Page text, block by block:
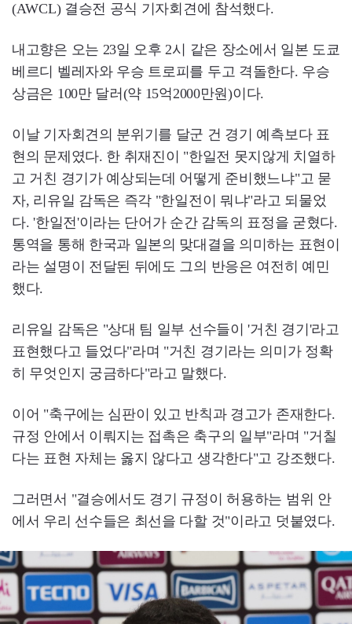
(AWCL) 결승전 공식 기자회견에 참석했다.
내고향은 오는 23일 오후 2시 같은 장소에서 일본 도쿄
베르디 벨레자와 우승 트로피를 두고 격돌한다. 우승
상금은 100만 달러(약 15억2000만원)이다.
이날 기자회견의 분위기를 달군 건 경기 예측보다 표
현의 문제였다. 한 취재진이 "한일전 못지않게 치열하
고 거친 경기가 예상되는데 어떻게 준비했느냐"고 묻
자, 리유일 감독은 즉각 "한일전이 뭐냐"라고 되물었
다. '한일전'이라는 단어가 순간 감독의 표정을 굳혔다.
통역을 통해 한국과 일본의 맞대결을 의미하는 표현이
라는 설명이 전달된 뒤에도 그의 반응은 여전히 예민
했다.
리유일 감독은 "상대 팀 일부 선수들이 '거친 경기'라고
표현했다고 들었다"라며 "거친 경기라는 의미가 정확
히 무엇인지 궁금하다"라고 말했다.
이어 "축구에는 심판이 있고 반칙과 경고가 존재한다.
규정 안에서 이뤄지는 접촉은 축구의 일부"라며 "거칠
다는 표현 자체는 옳지 않다고 생각한다"고 강조했다.
그러면서 "결승에서도 경기 규정이 허용하는 범위 안
에서 우리 선수들은 최선을 다할 것"이라고 덧붙였다.